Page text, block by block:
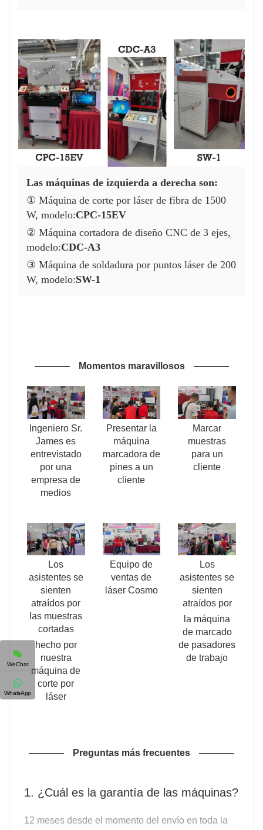
Las máquinas de izquierda a derecha son:
① Máquina de corte por láser de fibra de 1500
W, modelo:CPC-15EV
② Máquina cortadora de diseño CNC de 3 ejes,
modelo:CDC-A3
③ Máquina de soldadura por puntos láser de 200
W, modelo:SW-1
Momentos maravillosos
Ingeniero Sr.
James es
entrevistado
por una
empresa de
medios
Presentar la
máquina
marcadora de
pines a un
cliente
Marcar
muestras
para un
cliente
Los
asistentes se
sienten
atraídos por
las muestras
cortadas
hecho por
nuestra
máquina de
corte por
láser
Equipo de
ventas de
láser Cosmo
Los
asistentes se
sienten
atraídos por
la máquina
de marcado
de pasadores
de trabajo
Preguntas más frecuentes
1. ¿Cuál es la garantía de las máquinas?
12 meses desde el momento del envío en toda la
WeChat
WhatsApp